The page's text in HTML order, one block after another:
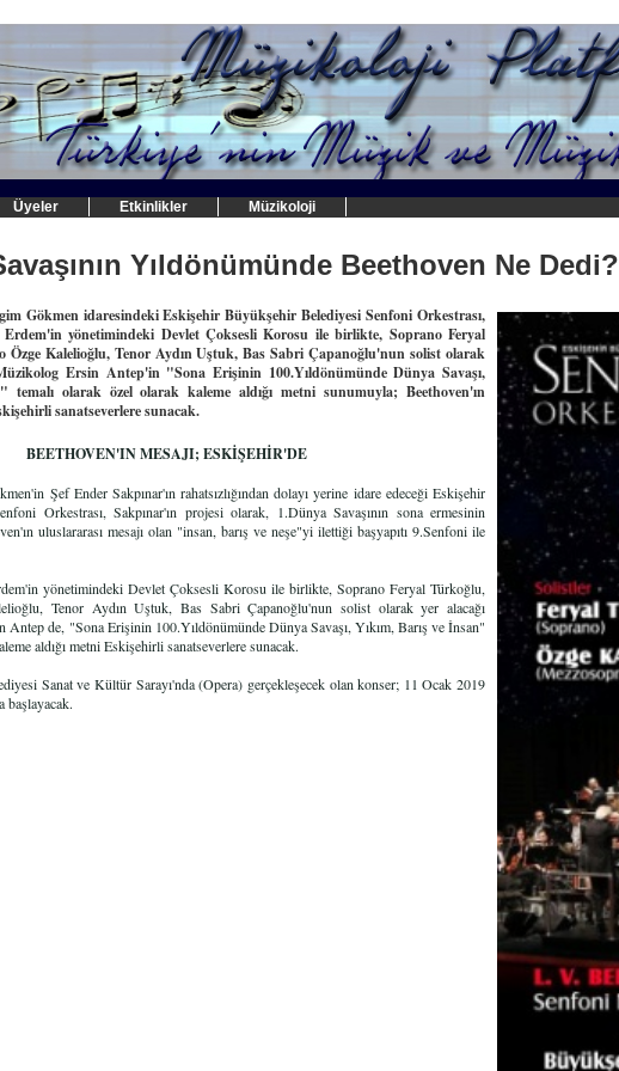
Üyeler Etkinlikler Müzikoloji
Yıldönümünde Beethoven Ne Dedi?
Gökmen idaresindeki Eskişehir Büyükşehir Belediyesi Senfoni Orkestrası,
yönetimindeki Devlet Çoksesli Korosu ile birlikte, Soprano Feryal
Özge Kalelioğlu, Tenor Aydın Uştuk, Bas Sabri Çapanoğlu'nun solist olarak
Ersin Antep'in "Sona Erişinin 100.Yıldönümünde Dünya Savaşı,
temalı olarak özel olarak kaleme aldığı metni sunumuyla; Beethoven'ın
sanatseverlere sunacak.
BEETHOVEN'IN MESAJI; ESKİŞEHİR'DE
Şef Ender Sakpınar'ın rahatsızlığından dolayı yerine idare edeceği Eskişehir
Orkestrası, Sakpınar'ın projesi olarak, 1.Dünya Savaşının sona ermesinin
uluslararası mesajı olan "insan, barış ve neşe"yi ilettiği başyapıtı 9.Senfoni ile
yönetimindeki Devlet Çoksesli Korosu ile birlikte, Soprano Feryal Türkoğlu,
Tenor Aydın Uştuk, Bas Sabri Çapanoğlu'nun solist olarak yer alacağı
Antep de, "Sona Erişinin 100.Yıldönümünde Dünya Savaşı, Yıkım, Barış ve İnsan"
aldığı metni Eskişehirli sanatseverlere sunacak.
Sanat ve Kültür Sarayı'nda (Opera) gerçekleşecek olan konser; 11 Ocak 2019
başlayacak.